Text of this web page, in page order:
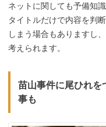
ネットに関しても予備知
タイトルだけで内容を判
しまう場合もありますし
考えられます。
苗山事件に尾ひれを
事も